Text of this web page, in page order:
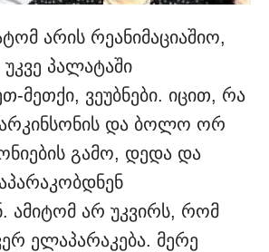
არის რეანიმაციაშიო,
პალატაში
მეთქი, ვეუბნები. იცით, რა
და ბოლო ორ
გამო, დედა და
ამიტომ არ უკვირს, რომ
ელაპარაკება. მერე